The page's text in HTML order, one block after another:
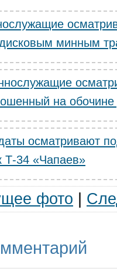
минным
на
осматривают
Т-34 «Чапаев»
фото